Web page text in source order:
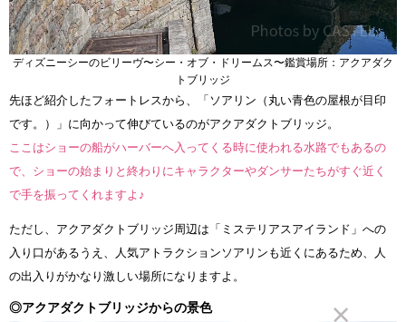
ディズニーシーのビリーヴ〜シー・オブ・ドリームス〜鑑賞場所：アクアダク
トブリッジ
先ほど紹介したフォートレスから、「ソアリン（丸い青色の屋根が目印
です。）」に向かって伸びているのがアクアダクトブリッジ。
ここはショーの船がハーバーへ入ってくる時に使われる水路でもあるの
で、ショーの始まりと終わりにキャラクターやダンサーたちがすぐ近く
で手を振ってくれますよ♪
ただし、アクアダクトブリッジ周辺は「ミステリアスアイランド」への
入り口があるうえ、人気アトラクションソアリンも近くにあるため、人
の出入りがかなり激しい場所になりますよ。
◎アクアダクトブリッジからの景色